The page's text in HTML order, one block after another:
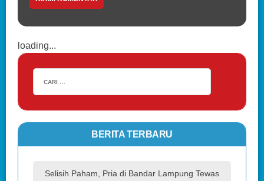
loading...
BERITA TERBARU
Selisih Paham, Pria di Bandar Lampung Tewas